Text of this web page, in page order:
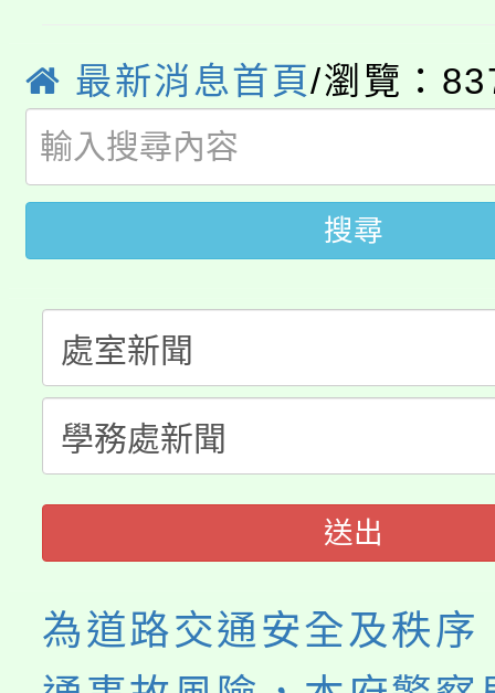
局官網。
8月14至27日，桃園電
開!
115年桃園市運動會8/
田徑場及游泳池舉行。
桃園市低收入戶享有免
視費優惠，中低收入戶
半價優惠，詳情可洽有
者。
大園自造教育及科技
份教師增能研習
份教師研習
淨零綠生活教案入校路
會
115年食農教育專業人
程
最新消息首頁/瀏覽：
搜尋
送出
為道路交通安全及秩序